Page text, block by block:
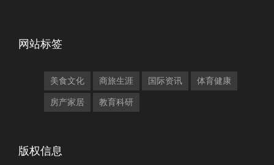
网站标签
美食文化 商旅生涯 国际资讯 体育健康
房产家居 教育科研
版权信息